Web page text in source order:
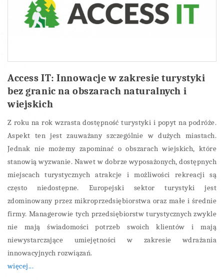
Access IT: Innowacje w zakresie turystyki
bez granic na obszarach naturalnych i
wiejskich
Z roku na rok wzrasta dostępność turystyki i popyt na podróże.
Aspekt ten jest zauważany szczególnie w dużych miastach.
Jednak nie możemy zapominać o obszarach wiejskich, które
stanowią wyzwanie. Nawet w dobrze wyposażonych, dostępnych
miejscach turystycznych atrakcje i możliwości rekreacji są
często niedostępne. Europejski sektor turystyki jest
zdominowany przez mikroprzedsiębiorstwa oraz małe i średnie
firmy. Managerowie tych przedsiębiorstw turystycznych zwykle
nie mają świadomości potrzeb swoich klientów i mają
niewystarczające umiejętności w zakresie wdrażania
innowacyjnych rozwiązań.
więcej...